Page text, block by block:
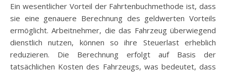
Ein wesentlicher Vorteil der Fahrtenbuchmethode ist, dass
sie eine genauere Berechnung des geldwerten Vorteils
ermöglicht. Arbeitnehmer, die das Fahrzeug überwiegend
dienstlich nutzen, können so ihre Steuerlast erheblich
reduzieren. Die Berechnung erfolgt auf Basis der
tatsächlichen Kosten des Fahrzeugs, was bedeutet, dass